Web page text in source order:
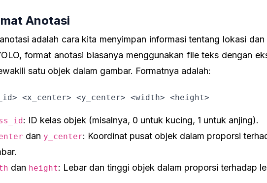
Anotasi
adalah cara kita menyimpan informasi tentang lokasi
format anotasi biasanya menggunakan file teks dengan
satu objek dalam gambar. Formatnya adalah:
<x_center> <y_center> <width> <height>
: ID kelas objek (misalnya, 0 untuk kucing, 1 untuk anjing).
dan y_center: Koordinat pusat objek dalam proporsi
dan height: Lebar dan tinggi objek dalam proporsi terhadap